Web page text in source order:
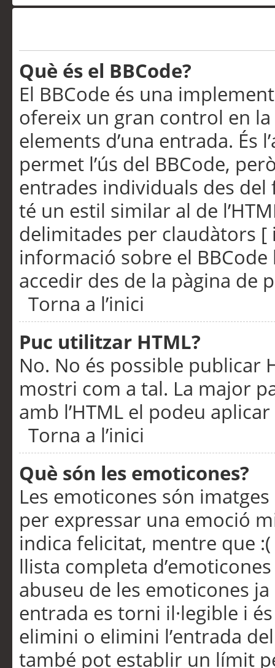
Què és el BBCode?
El BBCode és una
ofereix un gran control en
elements d’una entrada. És
permet l’ús del BBCode,
entrades individuals des
té un estil similar al de
delimitades per claudàtors [
informació sobre el
accedir des de la pàgina de
Torna a l’inici
Puc utilitzar HTML?
No. No és possible publicar
mostri com a tal. La major
amb l’HTML el podeu
Torna a l’inici
Què són les emoticones?
Les emoticones són
per expressar una emoció
indica felicitat, mentre que
llista completa
abuseu de les emoticones
entrada es torni il·legible i
elimini o elimini l’entrada
també pot establir un límit